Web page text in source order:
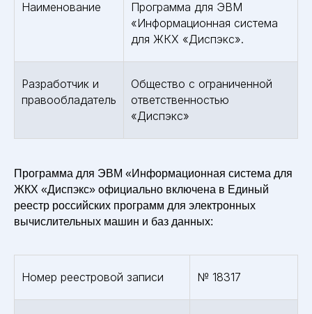
Наименование
Программа для ЭВМ
«Информационная система
для ЖКХ «Диспэкс».
Разработчик и
правообладатель
Общество с ограниченной
ответственностью
«Диспэкс»
Программа для ЭВМ «Информационная система для
ЖКХ «Диспэкс» официально включена в Единый
реестр российских программ для электронных
вычислительных машин и баз данных:
Номер реестровой записи № 18317